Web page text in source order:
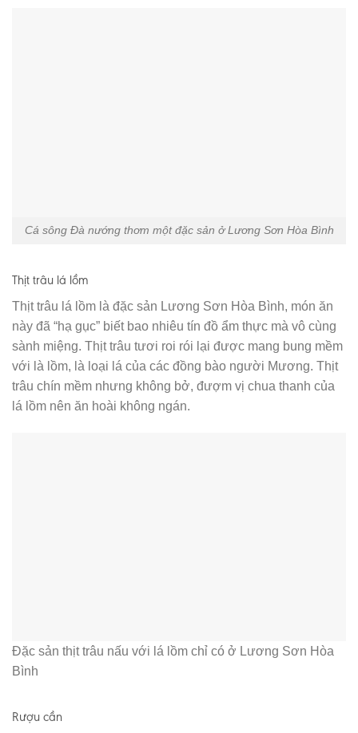
Cá sông Đà nướng thơm một đặc sản ở Lương Sơn Hòa Bình
Thịt trâu lá lồm
Thịt trâu lá lồm là đặc sản Lương Sơn Hòa Bình, món ăn
này đã “hạ gục” biết bao nhiêu tín đồ ẩm thực mà vô cùng
sành miệng. Thịt trâu tươi roi rói lại được mang bung mềm
với là lồm, là loại lá của các đồng bào người Mương. Thịt
trâu chín mềm nhưng không bở, đượm vị chua thanh của
lá lồm nên ăn hoài không ngán.
Đặc sản thịt trâu nấu với lá lồm chỉ có ở Lương Sơn Hòa
Bình
Rượu cần